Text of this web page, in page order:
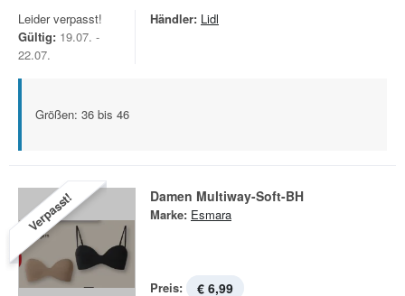
Leider verpasst!
Gültig: 19.07. -
22.07.
Händler: Lidl
Größen: 36 bis 46
Verpasst! Damen Multiway-Soft-BH
Marke: Esmara
Preis: € 6,99